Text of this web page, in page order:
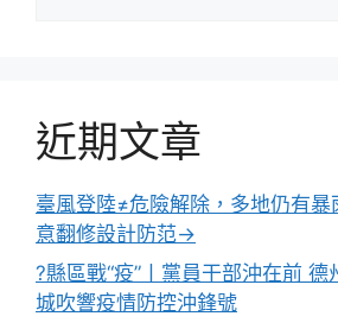
近期文章
臺風登陸≠危險解除，多地仍有暴
意翻修設計防范→
?縣區戰“疫”丨黨員干部沖在前
城吹響疫情防控沖鋒號